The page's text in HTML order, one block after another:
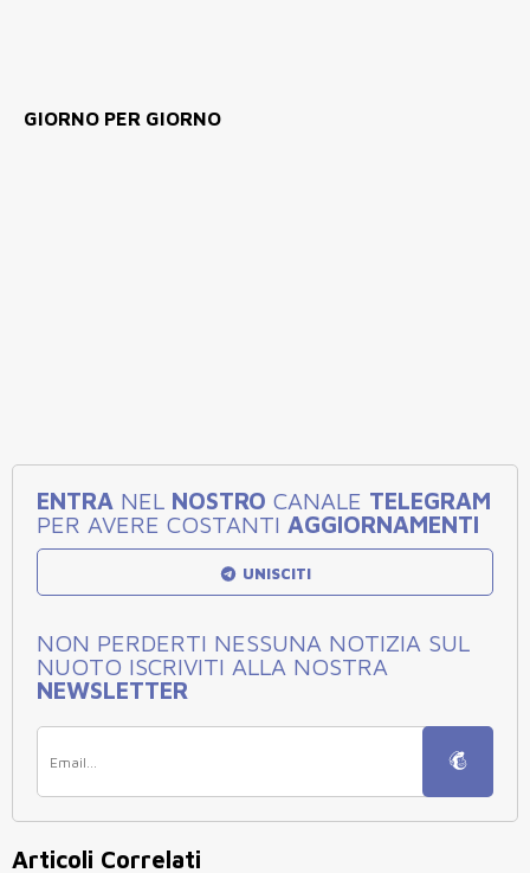
GIORNO PER GIORNO
ENTRA NEL NOSTRO CANALE TELEGRAM
PER AVERE COSTANTI AGGIORNAMENTI
UNISCITI
NON PERDERTI NESSUNA NOTIZIA SUL
NUOTO ISCRIVITI ALLA NOSTRA
NEWSLETTER
Articoli Correlati